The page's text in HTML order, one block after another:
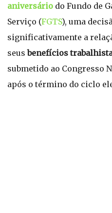
aniversário do Fundo de
Serviço (FGTS), uma
significativamente a
seusbenefícios
submetido ao Congresso
após o término do ciclo